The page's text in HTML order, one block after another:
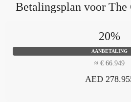
Betalingsplan voor The
20%
AANBETALING
≈ € 66.949
AED